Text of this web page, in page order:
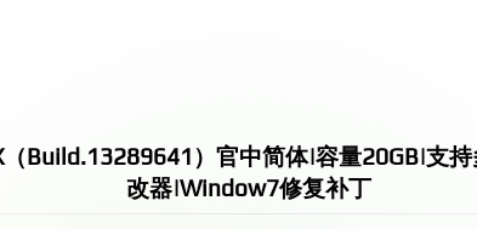
Build.13289641）官中简体|容量20GB|支
改器|Window7修复补丁